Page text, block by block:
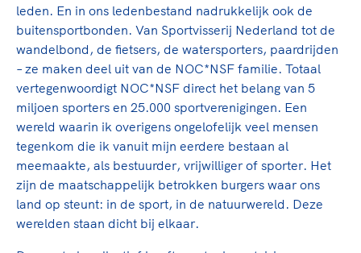
leden. En in ons ledenbestand nadrukkelijk ook de
buitensportbonden. Van Sportvisserij Nederland tot de
wandelbond, de fietsers, de watersporters, paardrijden
– ze maken deel uit van de NOC*NSF familie. Totaal
vertegenwoordigt NOC*NSF direct het belang van 5
miljoen sporters en 25.000 sportverenigingen. Een
wereld waarin ik overigens ongelofelijk veel mensen
tegenkom die ik vanuit mijn eerdere bestaan al
meemaakte, als bestuurder, vrijwilliger of sporter. Het
zijn de maatschappelijk betrokken burgers waar ons
land op steunt: in de sport, in de natuurwereld. Deze
werelden staan dicht bij elkaar.